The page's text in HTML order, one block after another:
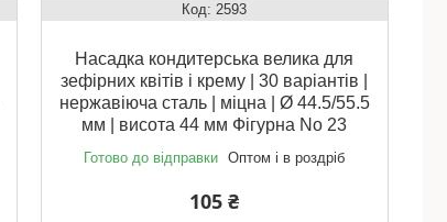
2593
Насадка кондитерська велика для
зефірних квітів і крему | 30 варіантів |
нержавіюча сталь | міцна | Ø 44.5/55.5
мм | висота 44 мм Фігурна No 23
Готово до відправки Оптом і в роздріб
105 ₴